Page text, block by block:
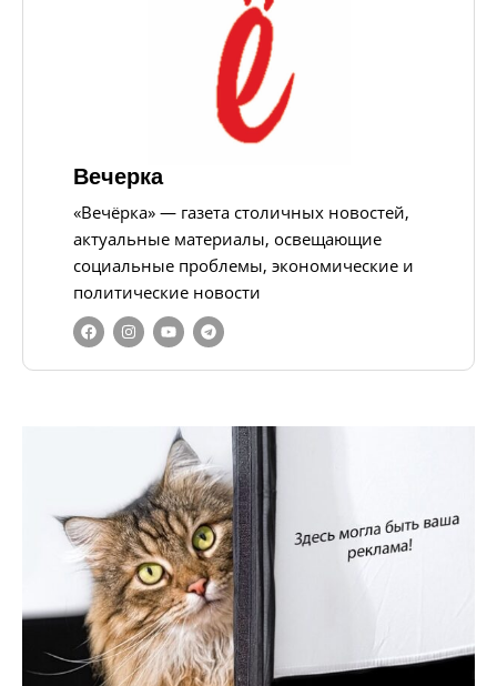
Вечерка
«Вечёрка» — газета столичных новостей,
актуальные материалы, освещающие
социальные проблемы, экономические и
политические новости